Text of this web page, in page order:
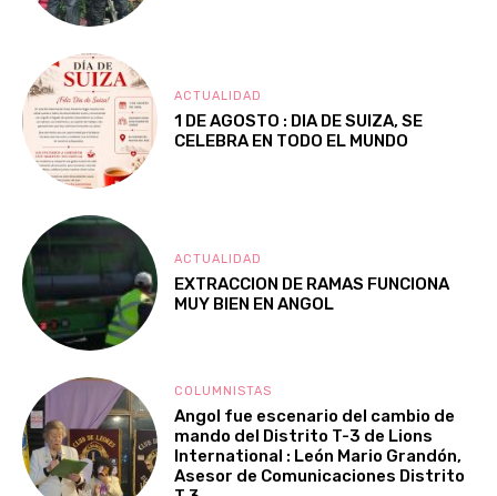
ACTUALIDAD
1 DE AGOSTO : DIA DE SUIZA, SE
CELEBRA EN TODO EL MUNDO
ACTUALIDAD
EXTRACCION DE RAMAS FUNCIONA
MUY BIEN EN ANGOL
COLUMNISTAS
Angol fue escenario del cambio de
mando del Distrito T-3 de Lions
International : León Mario Grandón,
Asesor de Comunicaciones Distrito